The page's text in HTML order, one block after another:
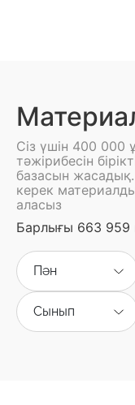
Сіз үшін 400 000
тәжірибесін
базасын жасадық.
керек
аласыз
Барлығы 663 959
Пән
Сынып